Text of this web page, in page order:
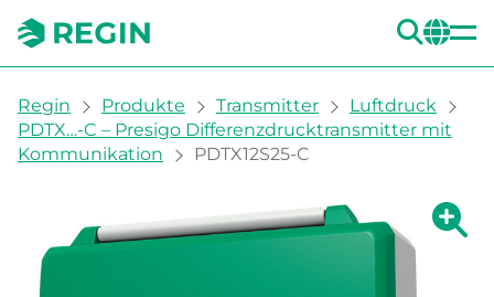
You are here:
Regin Produkte Transmitter
Luftdruck
PDTX…-C – Presigo Differenzdrucktransmitter mit
Kommunikation
PDTX12S25-C
Zeige